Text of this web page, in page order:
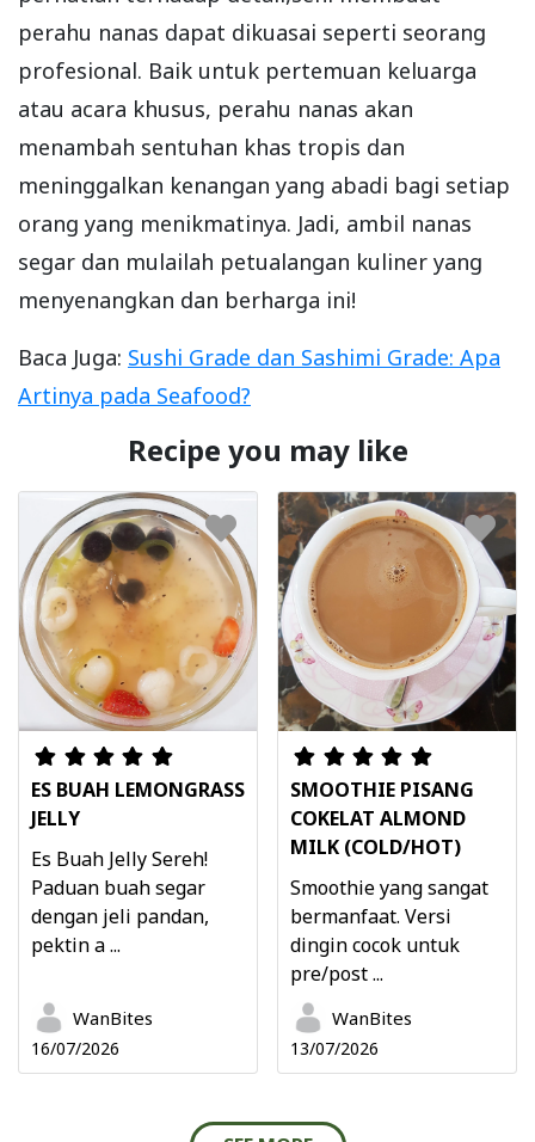
perahu nanas dapat dikuasai seperti seorang
profesional. Baik untuk pertemuan keluarga
atau acara khusus, perahu nanas akan
menambah sentuhan khas tropis dan
meninggalkan kenangan yang abadi bagi setiap
orang yang menikmatinya. Jadi, ambil nanas
segar dan mulailah petualangan kuliner yang
menyenangkan dan berharga ini!
Baca Juga: Sushi Grade dan Sashimi Grade: Apa
Artinya pada Seafood?
Recipe you may like
ES BUAH LEMONGRASS
JELLY
Es Buah Jelly Sereh!
Paduan buah segar
dengan jeli pandan,
pektin a ...
WanBites
16/07/2026
SMOOTHIE PISANG
COKELAT ALMOND
MILK (COLD/HOT)
Smoothie yang sangat
bermanfaat. Versi
dingin cocok untuk
pre/post ...
WanBites
13/07/2026